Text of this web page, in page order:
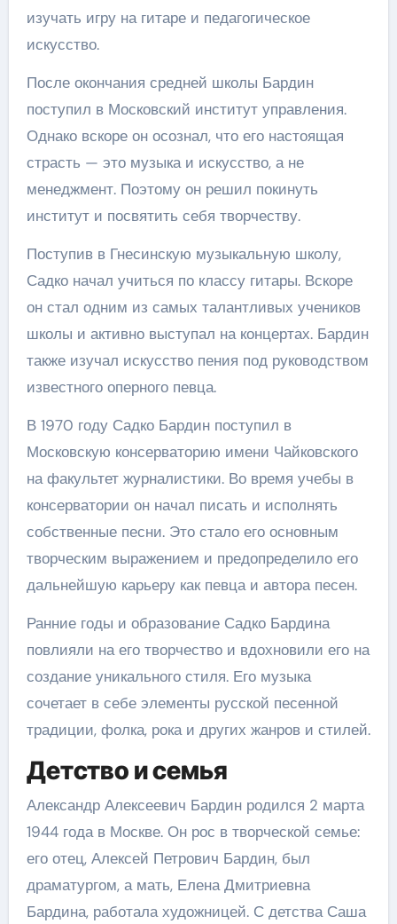
изучать игру на гитаре и педагогическое
искусство.
После окончания средней школы Бардин
поступил в Московский институт управления.
Однако вскоре он осознал, что его настоящая
страсть — это музыка и искусство, а не
менеджмент. Поэтому он решил покинуть
институт и посвятить себя творчеству.
Поступив в Гнесинскую музыкальную школу,
Садко начал учиться по классу гитары. Вскоре
он стал одним из самых талантливых учеников
школы и активно выступал на концертах. Бардин
также изучал искусство пения под руководством
известного оперного певца.
В 1970 году Садко Бардин поступил в
Московскую консерваторию имени Чайковского
на факультет журналистики. Во время учебы в
консерватории он начал писать и исполнять
собственные песни. Это стало его основным
творческим выражением и предопределило его
дальнейшую карьеру как певца и автора песен.
Ранние годы и образование Садко Бардина
повлияли на его творчество и вдохновили его на
создание уникального стиля. Его музыка
сочетает в себе элементы русской песенной
традиции, фолка, рока и других жанров и стилей.
Детство и семья
Александр Алексеевич Бардин родился 2 марта
1944 года в Москве. Он рос в творческой семье:
его отец, Алексей Петрович Бардин, был
драматургом, а мать, Елена Дмитриевна
Бардина, работала художницей. С детства Саша